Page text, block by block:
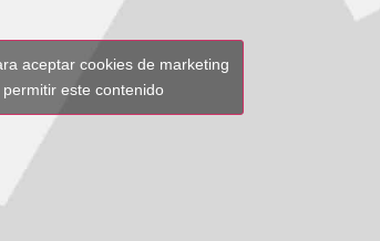
aceptar cookies de marketing
permitir este contenido